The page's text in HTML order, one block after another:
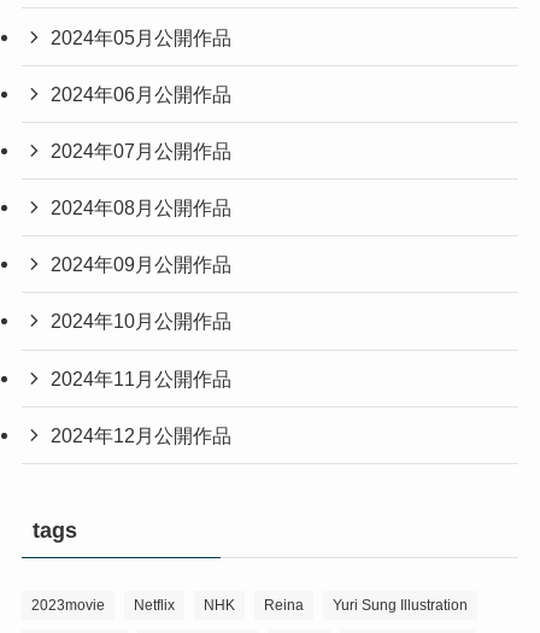
2024年05月公開作品
2024年06月公開作品
2024年07月公開作品
2024年08月公開作品
2024年09月公開作品
2024年10月公開作品
2024年11月公開作品
2024年12月公開作品
tags
2023movie Netflix NHK Reina Yuri Sung Illustration